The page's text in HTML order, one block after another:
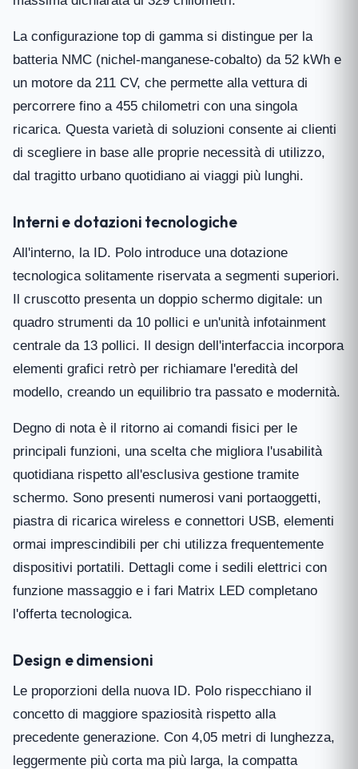
La configurazione top di gamma si distingue per la
batteria NMC (nichel-manganese-cobalto) da 52 kWh e
un motore da 211 CV, che permette alla vettura di
percorrere fino a 455 chilometri con una singola
ricarica. Questa varietà di soluzioni consente ai clienti
di scegliere in base alle proprie necessità di utilizzo,
dal tragitto urbano quotidiano ai viaggi più lunghi.
Interni e dotazioni tecnologiche
All'interno, la ID. Polo introduce una dotazione
tecnologica solitamente riservata a segmenti superiori.
Il cruscotto presenta un doppio schermo digitale: un
quadro strumenti da 10 pollici e un'unità infotainment
centrale da 13 pollici. Il design dell'interfaccia incorpora
elementi grafici retrò per richiamare l'eredità del
modello, creando un equilibrio tra passato e modernità.
Degno di nota è il ritorno ai comandi fisici per le
principali funzioni, una scelta che migliora l'usabilità
quotidiana rispetto all'esclusiva gestione tramite
schermo. Sono presenti numerosi vani portaoggetti,
piastra di ricarica wireless e connettori USB, elementi
ormai imprescindibili per chi utilizza frequentemente
dispositivi portatili. Dettagli come i sedili elettrici con
funzione massaggio e i fari Matrix LED completano
l'offerta tecnologica.
Design e dimensioni
Le proporzioni della nuova ID. Polo rispecchiano il
concetto di maggiore spaziosità rispetto alla
precedente generazione. Con 4,05 metri di lunghezza,
leggermente più corta ma più larga, la compatta